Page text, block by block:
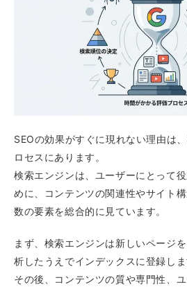
SEOの効果がすぐに現れない理由は
ロセスにあります。
検索エンジンは、ユーザーにとって
めに、コンテンツの関連性やサイト
数の要素を総合的に見ています。
まず、検索エンジンは新しいページ
析したうえでインデックスに登録しま
その後、コンテンツの質や専門性、